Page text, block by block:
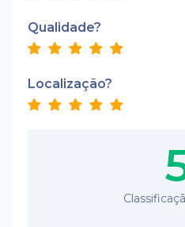
Qualidade?
Localização?